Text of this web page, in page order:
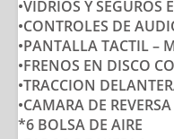
•VIDRIOS Y SEGUROS
•CONTROLES DE
•PANTALLA TACTIL –
•FRENOS EN DISCO
•TRACCION
•CAMARA DE REVERSA
*6 BOLSA DE AIRE